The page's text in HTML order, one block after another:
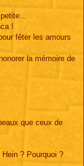
!
fêter les amours
la mémoire de
que ceux de
? Pourquoi ?